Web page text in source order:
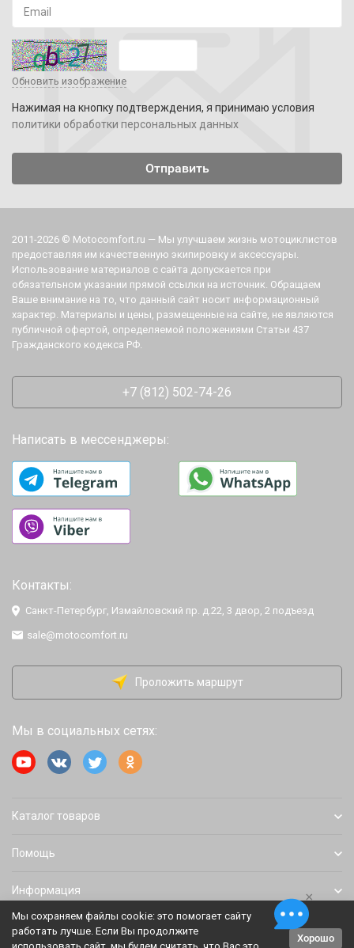
Обновить изображение
Нажимая на кнопку подтверждения, я принимаю условия
политики обработки персональных данных
2011-2026 © Motocomfort.ru — Мы улучшаем жизнь мотоциклистов
предоставляя им качественную экипировку и аксессуары.
Использование материалов с сайта допускается при
обязательном указании прямой ссылки на источник. Обращаем
Ваше внимание на то, что данный сайт носит информационный
характер. Материалы и цены, размещенные на сайте, не являются
публичной офертой, определяемой положениями Статьи 437
Гражданского кодекса РФ.
+7 (812) 502-74-26
Написать в мессенджеры:
Контакты:
Санкт-Петербург, Измайловский пр. д.22, 3 двор, 2 подъезд
sale@motocomfort.ru
Проложить маршрут
Мы в социальных сетях:
Каталог товаров
Помощь
Информация
Политика персональных данных
Мы сохраняем файлы cookie: это помогает сайту
работать лучше. Если Вы продолжите
Хорошо
×